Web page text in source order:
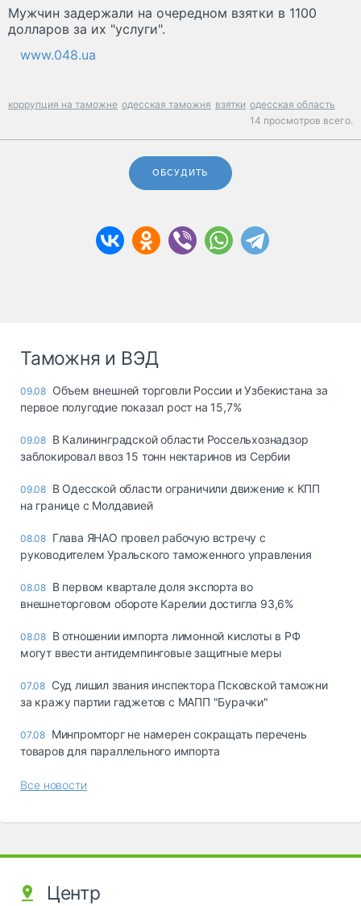
Мужчин задержали на очередном взятки в 1100
долларов за их "услуги".
www.048.ua
коррупция на таможне одесская таможня взятки одесская область
14 просмотров всего.
ОБСУДИТЬ
Таможня и ВЭД
09.08 Объем внешней торговли России и Узбекистана за
первое полугодие показал рост на 15,7%
09.08 В Калининградской области Россельхознадзор
заблокировал ввоз 15 тонн нектаринов из Сербии
09.08 В Одесской области ограничили движение к КПП
на границе с Молдавией
08.08 Глава ЯНАО провел рабочую встречу с
руководителем Уральского таможенного управления
08.08 В первом квартале доля экспорта во
внешнеторговом обороте Карелии достигла 93,6%
08.08 В отношении импорта лимонной кислоты в РФ
могут ввести антидемпинговые защитные меры
07.08 Суд лишил звания инспектора Псковской таможни
за кражу партии гаджетов с МАПП "Бурачки"
07.08 Минпромторг не намерен сокращать перечень
товаров для параллельного импорта
Все новости
Центр